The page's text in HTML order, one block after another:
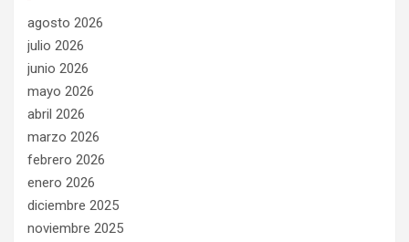
agosto 2026
julio 2026
junio 2026
mayo 2026
abril 2026
marzo 2026
febrero 2026
enero 2026
diciembre 2025
noviembre 2025